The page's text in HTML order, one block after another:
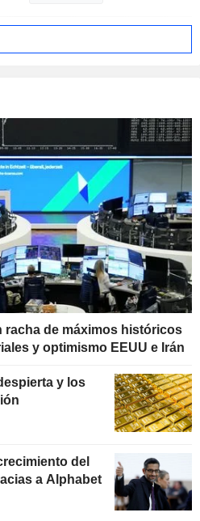
racha de máximos históricos
y optimismo EEUU e Irán
y los
del
a Alphabet